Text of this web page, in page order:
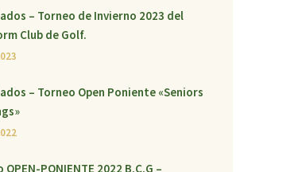
– Torneo de Invierno 2023 del
Club de Golf.
– Torneo Open Poniente «Seniors
OPEN-PONIENTE 2022 B.C.G –